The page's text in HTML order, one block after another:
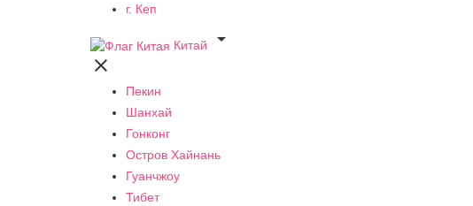
г. Кеп
Китай


Пекин
Шанхай
Гонконг
Остров Хайнань
Гуанчжоу
Тибет